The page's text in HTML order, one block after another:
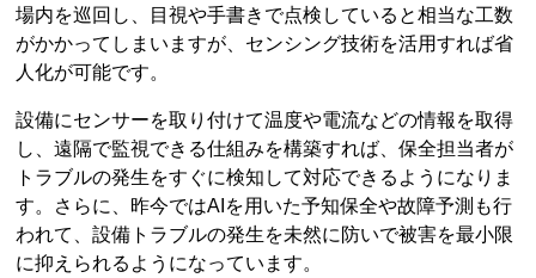
場内を巡回し、目視や手書きで点検していると相当な工数
がかかってしまいますが、センシング技術を活用すれば省
人化が可能です。
設備にセンサーを取り付けて温度や電流などの情報を取得
し、遠隔で監視できる仕組みを構築すれば、保全担当者が
トラブルの発生をすぐに検知して対応できるようになりま
す。さらに、昨今ではAIを用いた予知保全や故障予測も行
われて、設備トラブルの発生を未然に防いで被害を最小限
に抑えられるようになっています。